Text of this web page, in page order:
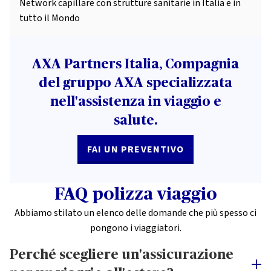
Network capillare con strutture sanitarie in Italia e in
tutto il Mondo
AXA Partners Italia, Compagnia
del gruppo AXA specializzata
nell'assistenza in viaggio e
salute.
FAI UN PREVENTIVO
FAQ polizza viaggio
Abbiamo stilato un elenco delle domande che più spesso ci
pongono i viaggiatori.
Perché scegliere un'assicurazione